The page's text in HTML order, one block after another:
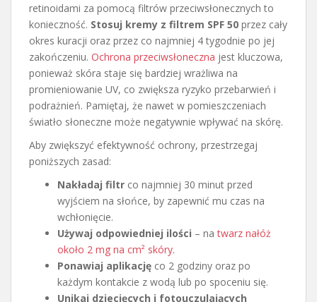
retinoidami za pomocą filtrów przeciwsłonecznych to
konieczność. Stosuj kremy z filtrem SPF 50 przez cały
okres kuracji oraz przez co najmniej 4 tygodnie po jej
zakończeniu. Ochrona przeciwsłoneczna jest kluczowa,
ponieważ skóra staje się bardziej wrażliwa na
promieniowanie UV, co zwiększa ryzyko przebarwień i
podrażnień. Pamiętaj, że nawet w pomieszczeniach
światło słoneczne może negatywnie wpływać na skórę.
Aby zwiększyć efektywność ochrony, przestrzegaj
poniższych zasad:
Nakładaj filtr co najmniej 30 minut przed
wyjściem na słońce, by zapewnić mu czas na
wchłonięcie.
Używaj odpowiedniej ilości – natwarz nałóż
około 2 mg na cm² skóry.
Ponawiaj aplikację co 2 godziny oraz po
każdym kontakcie z wodą lub po spoceniu się.
Unikaj dziecięcych i fotouczulających